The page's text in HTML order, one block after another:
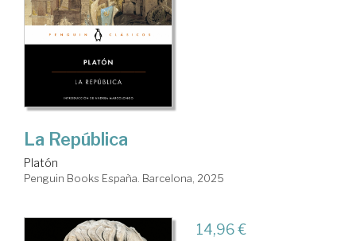
La República
Platón
Penguin Books España. Barcelona, 2025
14,96 €